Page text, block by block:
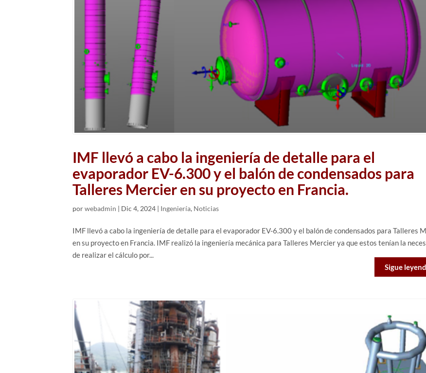
IMF llevó a cabo la ingeniería de detalle para el
evaporador EV-6.300 y el balón de condensados para
Talleres Mercier en su proyecto en Francia.
porwebadmin | Dic 4, 2024 | Ingeniería, Noticias
IMF llevó a cabo la ingeniería de detalle para el evaporador EV-6.300 y el balón de condensados para Talleres
en su proyecto en Francia. IMF realizó la ingeniería mecánica para Talleres Mercier ya que estos tenían la
de realizar el cálculo por...
Sigue